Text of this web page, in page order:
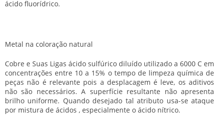
ácido fluorídrico.
Metal na coloração natural
Cobre e Suas Ligas ácido sulfúrico diluído utilizado a 6000 C em
concentrações entre 10 a 15% o tempo de limpeza química de
peças não é relevante pois a desplacagem é leve, os aditivos
não são necessários. A superfície resultante não apresenta
brilho uniforme. Quando desejado tal atributo usa-se ataque
por mistura de ácidos , especialmente o ácido nítrico.